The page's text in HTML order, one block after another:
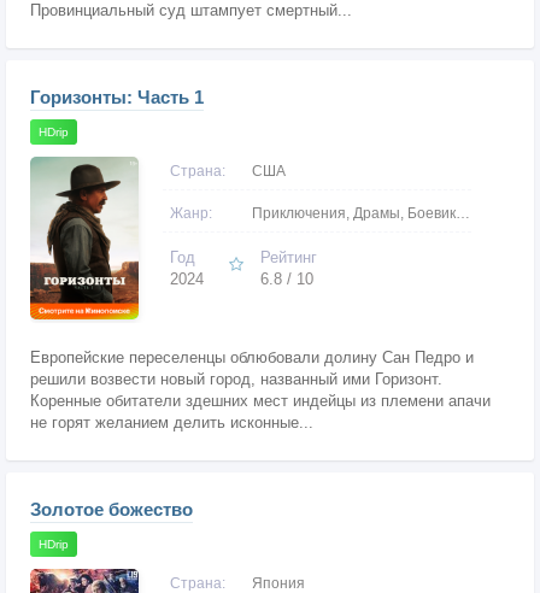
Провинциальный суд штампует смертный...
Горизонты: Часть 1
HDrip
Страна: США
Жанр: Приключения, Драмы, Боевики, Вестерны
Год
2024
Рейтинг
6.8 / 10
Европейские переселенцы облюбовали долину Сан Педро и
решили возвести новый город, названный ими Горизонт.
Коренные обитатели здешних мест индейцы из племени апачи
не горят желанием делить исконные...
Золотое божество
HDrip
Страна: Япония